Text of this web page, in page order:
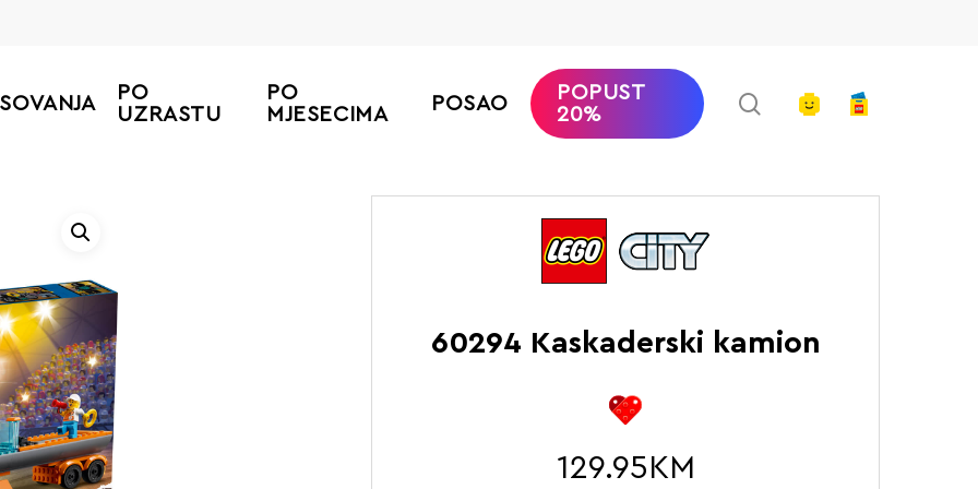
PO
UZRASTU
PO
MJESECIMA
POSAO
POPUST
20%
searchaccount
60294 Kaskaderski kamion
129.95 KM